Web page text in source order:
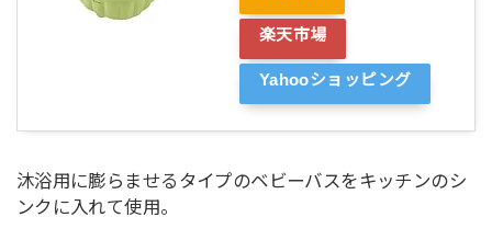
楽天市場
Yahooショッピング
沐浴用に膨らませるタイプのベビーバスをキッチンのシ
ンクに入れて使用。